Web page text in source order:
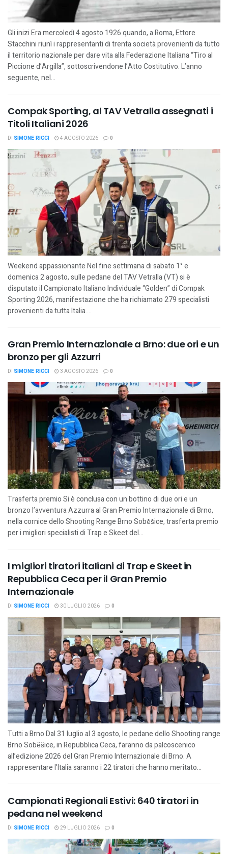
Gli inizi Era mercoledì 4 agosto 1926 quando, a Roma, Ettore
Stacchini riunì i rappresentanti di trenta società provenienti da tutto
il territorio nazionale per dare vita alla Federazione Italiana “Tiro al
Piccione d’Argilla”, sottoscrivendone l’Atto Costitutivo. L’anno
seguente, nel...
Compak Sporting, al TAV Vetralla assegnati i
Titoli Italiani 2026
DI SIMONE RICCI 4 AGOSTO 2026 0
Weekend appassionante Nel fine settimana di sabato 1° e
domenica 2 agosto, sulle pedane del TAV Vetralla (VT) si è
disputato il Campionato Italiano Individuale “Golden” di Compak
Sporting 2026, manifestazione che ha richiamato 279 specialisti
provenienti da tutta Italia....
Gran Premio Internazionale a Brno: due ori e un
bronzo per gli Azzurri
DI SIMONE RICCI 3 AGOSTO 2026 0
Trasferta premio Si è conclusa con un bottino di due ori e un
bronzo l’avventura Azzurra al Gran Premio Internazionale di Brno,
nella cornice dello Shooting Range Brno Soběšice, trasferta premio
per i migliori specialisti di Trap e Skeet del...
I migliori tiratori italiani di Trap e Skeet in
Repubblica Ceca per il Gran Premio
Internazionale
DI SIMONE RICCI 30 LUGLIO 2026 0
Tutti a Brno Dal 31 luglio al 3 agosto, le pedane dello Shooting range
Brno Soběšice, in Repubblica Ceca, faranno da palcoscenico
all’edizione 2026 del Gran Premio Internazionale di Brno. A
rappresentare l’Italia saranno i 22 tiratori che hanno meritato...
Campionati Regionali Estivi: 640 tiratori in
pedana nel weekend
DI SIMONE RICCI 29 LUGLIO 2026 0